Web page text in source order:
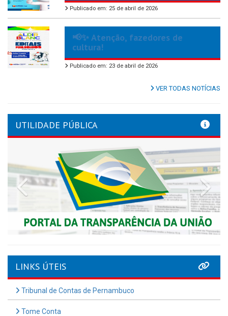
Publicado em: 25 de abril de 2026
📢✨ Atenção, fazedores de
cultura!
Publicado em: 23 de abril de 2026
VER TODAS NOTÍCIAS
UTILIDADE PÚBLICA
Previous
LINKS ÚTEIS
Tribunal de Contas de Pernambuco
Tome Conta